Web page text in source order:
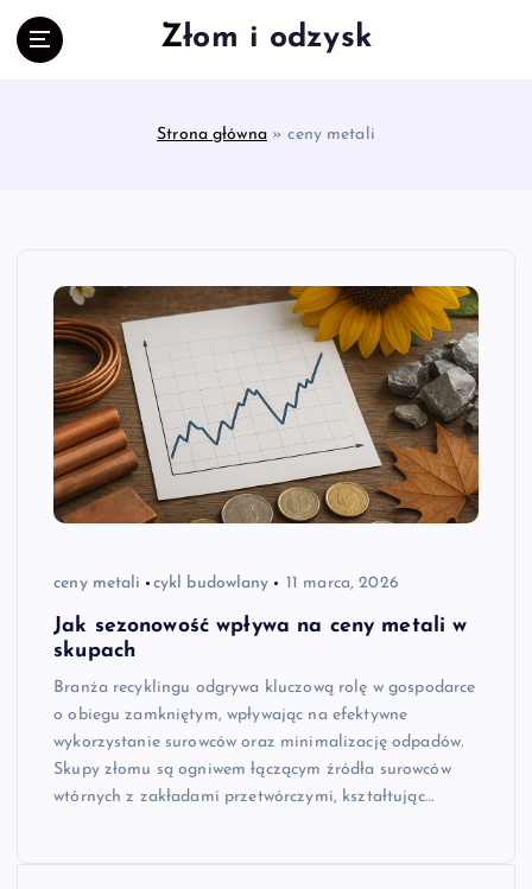
Złom i odzysk
Strona główna»ceny metali
ceny metali cykl budowlany 11 marca, 2026
Jak sezonowość wpływa na ceny metali w
skupach
Branża recyklingu odgrywa kluczową rolę w gospodarce
o obiegu zamkniętym, wpływając na efektywne
wykorzystanie surowców oraz minimalizację odpadów.
Skupy złomu są ogniwem łączącym źródła surowców
wtórnych z zakładami przetwórczymi, kształtując…